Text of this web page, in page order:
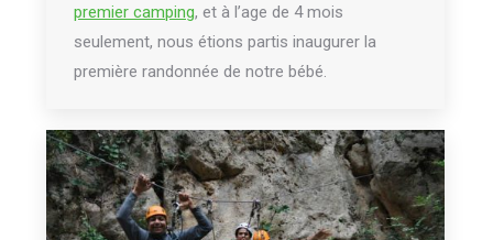
premier camping, et à l’age de 4 mois
seulement, nous étions partis inaugurer la
première randonnée de notre bébé.